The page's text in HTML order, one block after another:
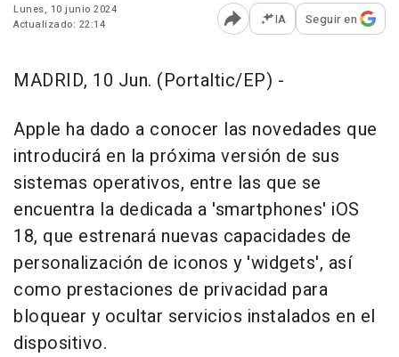
Lunes, 10 junio 2024
Actualizado: 22:14
Abrir opciones para
IA Seguir en
MADRID, 10 Jun. (Portaltic/EP) -
Apple ha dado a conocer las novedades que
introducirá en la próxima versión de sus
sistemas operativos, entre las que se
encuentra la dedicada a 'smartphones' iOS
18, que estrenará nuevas capacidades de
personalización de iconos y 'widgets', así
como prestaciones de privacidad para
bloquear y ocultar servicios instalados en el
dispositivo.